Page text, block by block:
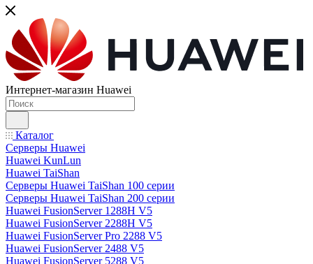
Интернет-магазин Huawei
Каталог
Серверы Huawei
Huawei KunLun
Huawei TaiShan
Серверы Huawei TaiShan 100 серии
Серверы Huawei TaiShan 200 серии
Huawei FusionServer 1288H V5
Huawei FusionServer 2288H V5
Huawei FusionServer Pro 2288 V5
Huawei FusionServer 2488 V5
Huawei FusionServer 5288 V5